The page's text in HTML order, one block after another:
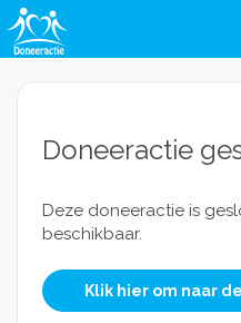
Doneeractie
Deze doneeractie is
beschikbaar.
Klik hier om naar